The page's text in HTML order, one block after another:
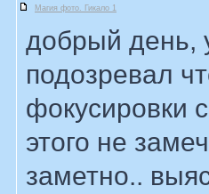
Магия фото. Гикало 1
добрый день,
подозревал
фокусировки
этого не
заметно..